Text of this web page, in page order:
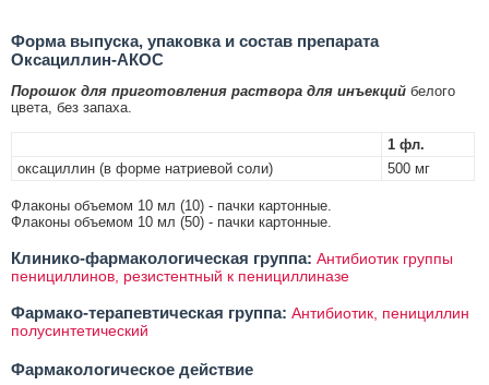
Форма выпуска, упаковка и состав препарата
Оксациллин-АКОС
Порошок для приготовления раствора для инъекций белого
цвета, без запаха.
1 фл.
оксациллин (в форме натриевой соли)
500 мг
Флаконы объемом 10 мл (10) - пачки картонные.
Флаконы объемом 10 мл (50) - пачки картонные.
Клинико-фармакологическая группа: Антибиотик группы
пенициллинов, резистентный к пенициллиназе
Фармако-терапевтическая группа: Антибиотик, пенициллин
полусинтетический
Фармакологическое действие